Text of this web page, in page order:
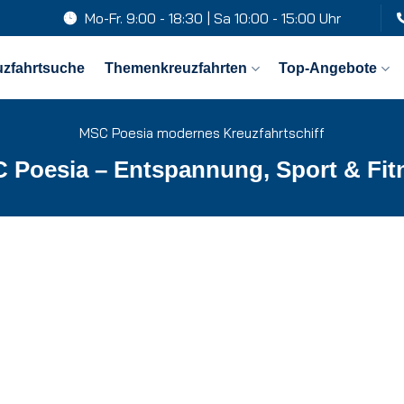
Mo-Fr. 9:00 - 18:30 | Sa 10:00 - 15:00 Uhr
Themenkreuzfahrten Top-Angebote
MSC Poesia modernes Kreuzfahrtschiff
Poesia – Entspannung, Sport &